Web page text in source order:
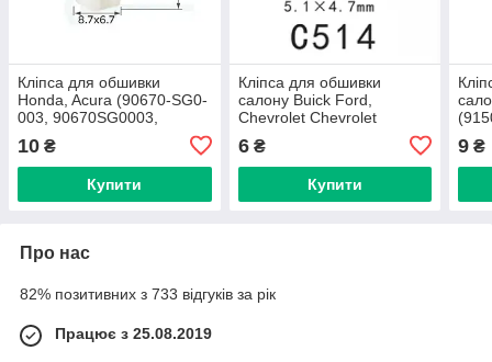
Кліпса для обшивки
Honda, Acura (90670-SG0-
003, 90670SG0003,
91626SH3003, 14304)
(C0381)
10 ₴
Купити
Кліпса для обшивки
салону Buick Ford,
Chevrolet Chevrolet
20514862 (C0514)
6₴
Купити
9 ₴
Про нас
82% позитивних з 733 відгуків за рік
Працює з 25.08.2019